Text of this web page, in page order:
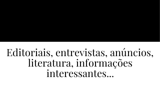
Editoriais, entrevistas, anúncios,
literatura, informações
interessantes...